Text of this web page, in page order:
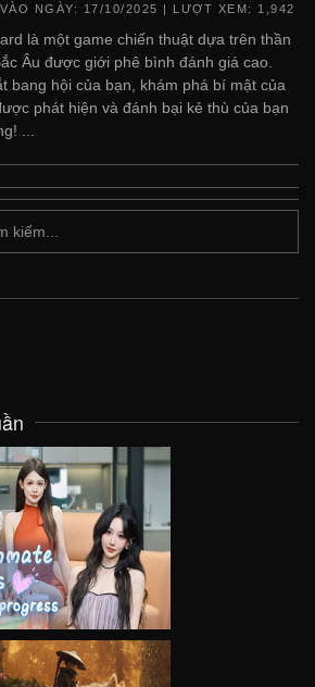
NGÀY: 17/10/2025 | LƯỢT XEM: 1,942
là một game chiến thuật dựa trên thần
Âu được giới phê bình đánh giá cao.
bang hội của bạn, khám phá bí mật của
phát hiện và đánh bại kẻ thù của bạn
...